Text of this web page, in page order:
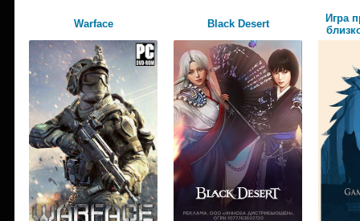
Warface Black Desert
Игра